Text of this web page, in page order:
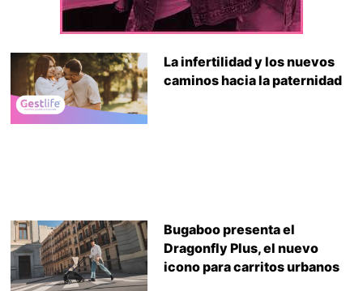
La infertilidad y los nuevos
caminos hacia la paternidad
Bugaboo presenta el
Dragonfly Plus, el nuevo
icono para carritos urbanos